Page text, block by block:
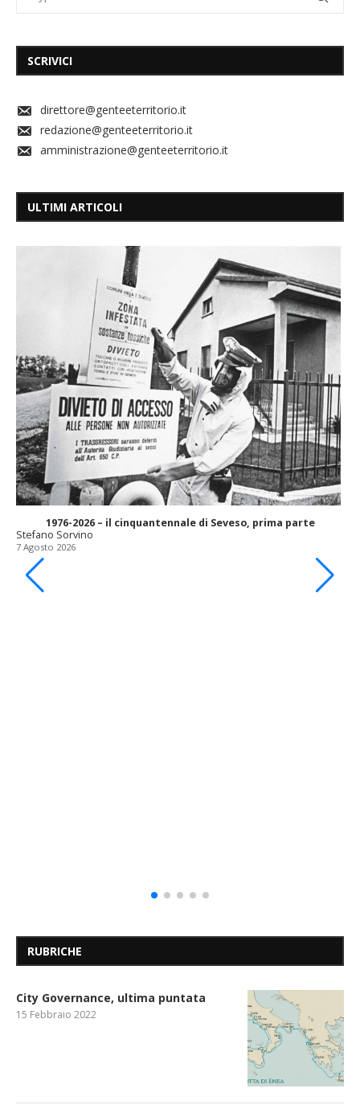
SCRIVICI
direttore@genteeterritorio.it
redazione@genteeterritorio.it
amministrazione@genteeterritorio.it
ULTIMI ARTICOLI
1976-2026 – il cinquantennale di Seveso, prima parte
Stefano Sorvino
7 Agosto 2026
RUBRICHE
City Governance, ultima puntata
15 Febbraio 2022